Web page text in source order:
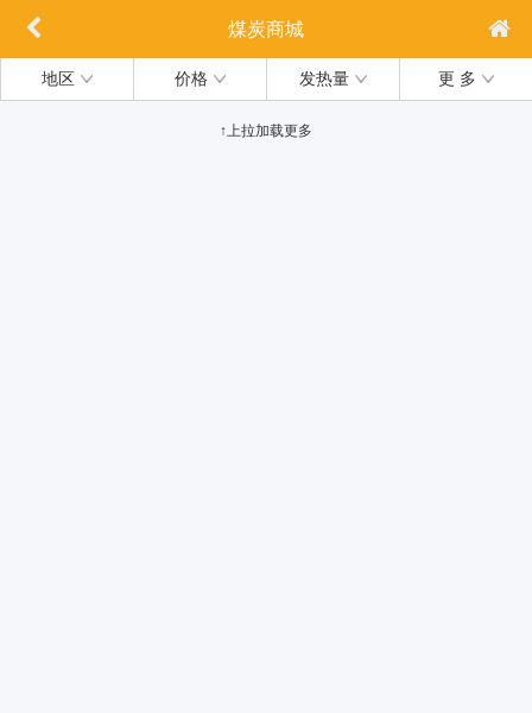
煤炭商城
地区 价格 发热量 更 多
↑上拉加载更多